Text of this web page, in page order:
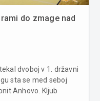
do zmage nad
dvoboj v 1. državni
sta se med seboj
Anhovo. Kljub